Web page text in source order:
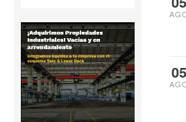
05